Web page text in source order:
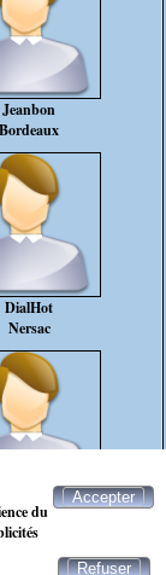
du
Accepter
Refuser
Jeanbon
Bordeaux
DialHot
Nersac
cobra
Champagne